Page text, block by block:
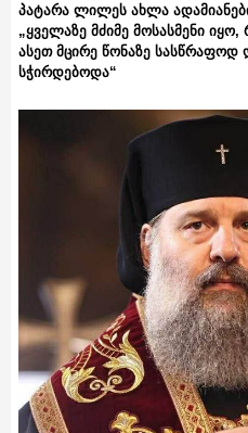
პატარა ლილეს ახლა
„ყველაზე მძიმე მოსასმენი
ასეთ მცირე წონაზე სასწრაფოდ
სჭირდებოდა“